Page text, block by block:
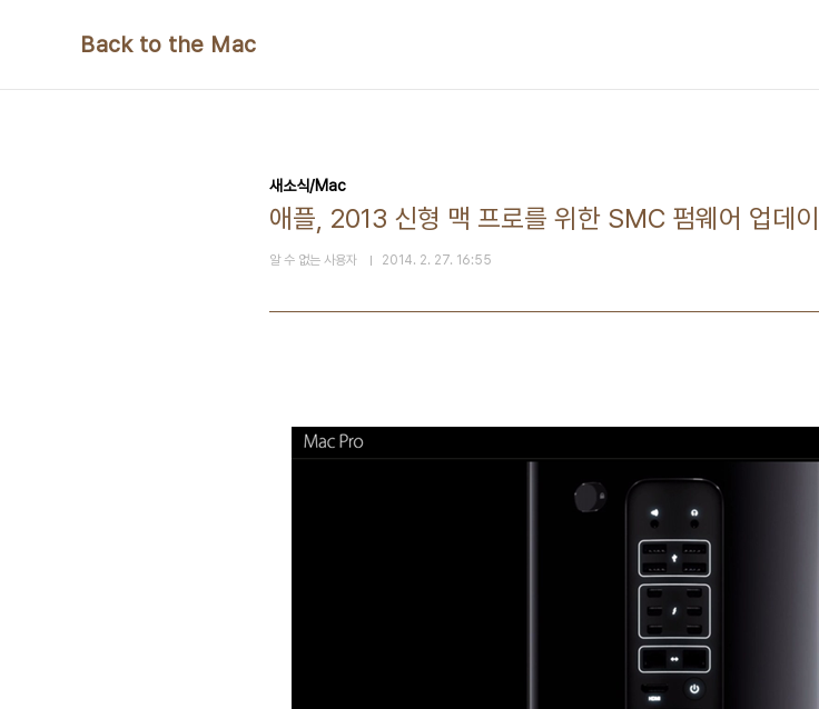
Back to the Mac
새소식/Mac
애플, 2013 신형 맥 프로를 위한 SMC 펌웨어 업데
알 수 없는 사용자 2014. 2. 27. 16:55